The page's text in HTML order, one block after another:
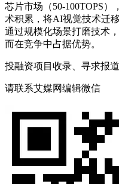
芯片市场（50-100TOPS
术积累，将AI视觉技术迁
通过规模化场景打磨技术
而在竞争中占据优势。
投融资项目收录、寻求报
请联系艾媒网编辑微信